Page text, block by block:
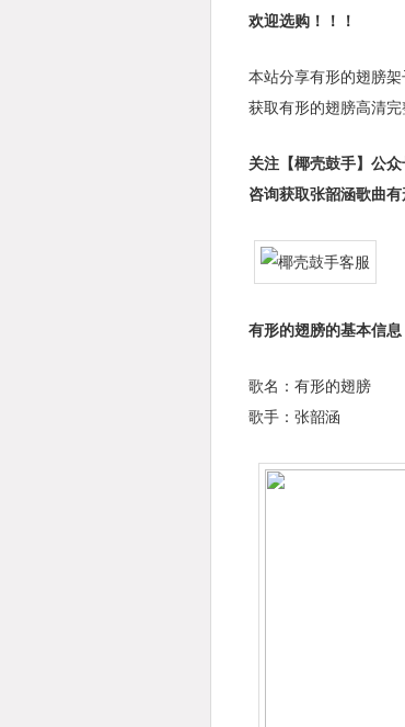
欢迎选购！！！
本站分享有形的翅膀
获取有形的翅膀高清
关注【椰壳鼓手】公
咨询获取张韶涵歌曲
有形的翅膀的基本信息
歌名：有形的翅膀
歌手：张韶涵